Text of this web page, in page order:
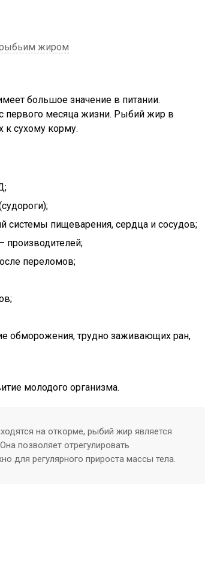
жиром
большое значение в питании.
первого месяца жизни. Рыбий жир в
сухому корму.
системы пищеварения, сердца и сосудов;
производителей;
переломов;
обморожения, трудно заживающих ран,
молодого организма.
на откорме, рыбий жир является
позволяет отрегулировать
для регулярного прироста массы тела.